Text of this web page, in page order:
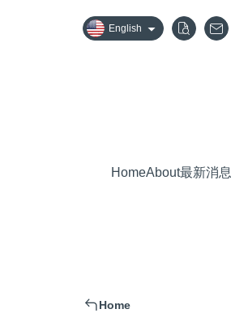
English
HomeAbout最新消息
Home